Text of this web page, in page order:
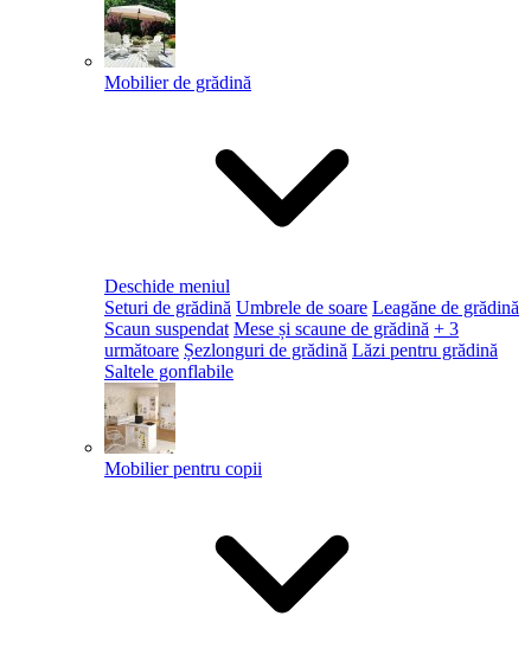
Mobilier de grădină
Deschide meniul
Seturi de grădină Umbrele de soare Leagăne de grădină
Scaun suspendat Mese și scaune de grădină + 3
următoare Șezlonguri de grădină Lăzi pentru grădină
Saltele gonflabile
Mobilier pentru copii